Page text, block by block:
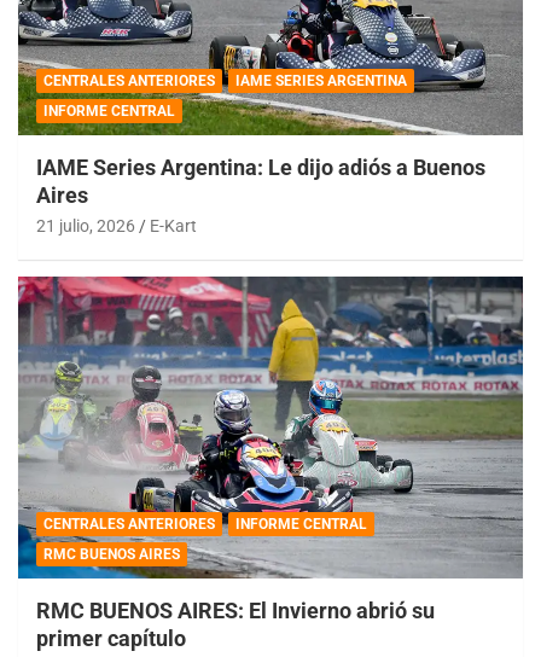
CENTRALES ANTERIORES
IAME SERIES ARGENTINA
INFORME CENTRAL
IAME Series Argentina: Le dijo adiós a Buenos
Aires
21 julio, 2026 E-Kart
CENTRALES ANTERIORES
INFORME CENTRAL
RMC BUENOS AIRES
RMC BUENOS AIRES: El Invierno abrió su
primer capítulo